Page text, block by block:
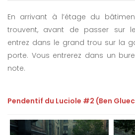
En arrivant à l’étage du
trouvent, avant de passer sur
entrez dans le grand trou sur la
porte. Vous entrerez dans un
note.
Pendentif du Luciole #2 (Ben